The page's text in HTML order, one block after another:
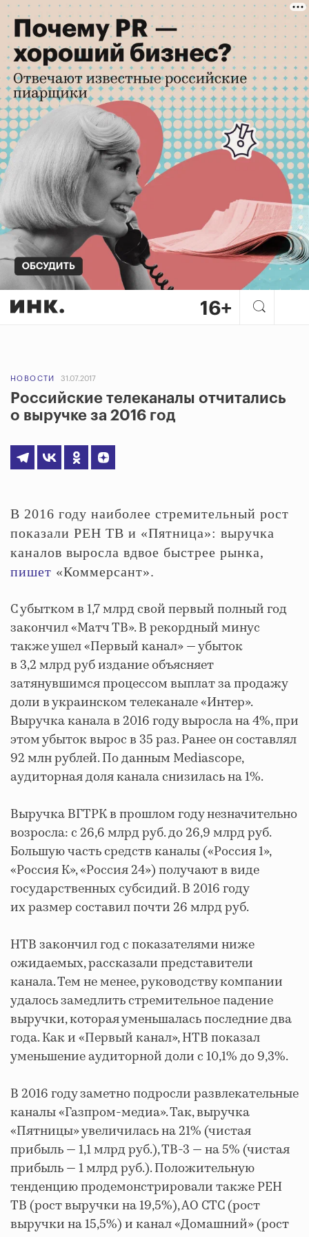
НОВОСТИ 31.07.2017
Российские телеканалы отчитались
о выручке за 2016 год
В 2016 году наиболее стремительный рост
показали РЕН ТВ и «Пятница»: выручка
каналов выросла вдвое быстрее рынка,
пишет «Коммерсант».
С убытком в 1,7 млрд свой первый полный год
закончил «Матч ТВ». В рекордный минус
также ушел «Первый канал» — убыток
в 3,2 млрд руб издание объясняет
затянувшимся процессом выплат за продажу
доли в украинском телеканале «Интер».
Выручка канала в 2016 году выросла на 4%, при
этом убыток вырос в 35 раз. Ранее он составлял
92 млн рублей. По данным Mediascope,
аудиторная доля канала снизилась на 1%.
Выручка ВГТРК в прошлом году незначительно
возросла: с 26,6 млрд руб. до 26,9 млрд руб.
Большую часть средств каналы («Россия 1»,
«Россия К», «Россия 24») получают в виде
государственных субсидий. В 2016 году
их размер составил почти 26 млрд руб.
НТВ закончил год с показателями ниже
ожидаемых, рассказали представители
канала. Тем не менее, руководству компании
удалось замедлить стремительное падение
выручки, которая уменьшалась последние два
года. Как и «Первый канал», НТВ показал
уменьшение аудиторной доли с 10,1% до 9,3%.
В 2016 году заметно подросли развлекательные
каналы «Газпром-медиа». Так, выручка
«Пятницы» увеличилась на 21% (чистая
прибыль — 1,1 млрд руб.), ТВ-3 — на 5% (чистая
прибыль — 1 млрд руб.). Положительную
тенденцию продемонстрировали также РЕН
ТВ (рост выручки на 19,5%), АО СТС (рост
выручки на 15,5%) и канал «Домашний» (рост